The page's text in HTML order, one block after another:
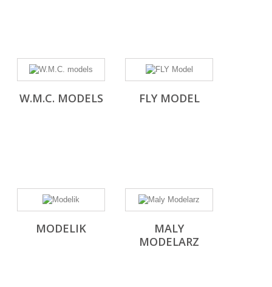
W.M.C. MODELS FLY MODEL
MODELIK
MALY
MODELARZ